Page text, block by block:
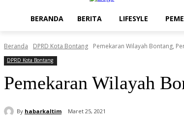
BERANDA BERITA LIFESYLE
Beranda DPRD Kota Bontang Pemekaran Wilayah Bontang,
DPRD Kota Bontang
Pemekaran Wilayah
By habarkaltim Maret 25, 2021